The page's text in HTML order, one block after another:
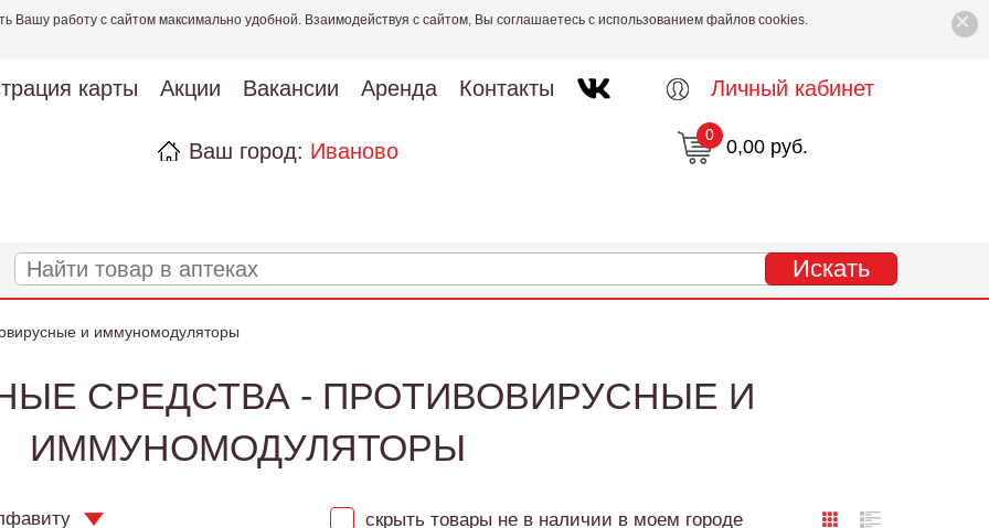
×
Вашу работу с сайтом максимально удобной. Взаимодействуя с сайтом, Вы соглашаетесь с использованием файлов cookies.
карты Акции Вакансии Аренда Контакты
Ваш город: Иваново
Личный кабинет
0,00 руб.
0
и иммуномодуляторы
СРЕДСТВА - ПРОТИВОВИРУСНЫЕ И
ИММУНОМОДУЛЯТОРЫ
скрыть товары не в наличии в моем городе